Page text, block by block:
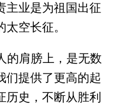
主业是为祖国出征
空长征。
的肩膀上，是无数
们提供了更高的起
历史，不断从胜利